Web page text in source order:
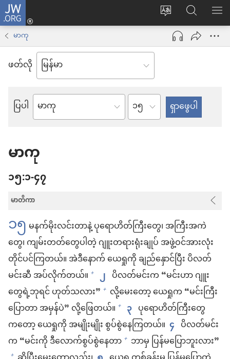
JW.ORG
ဝ
က်
ကို
ပြောင်း
Log
in
(window
အသစ်
ဖွ
င့်
နေ
ပါ
JW.ORG
ရှာ
မာကု
ဖတ်လို
ပြပါ
ကျမ်း
အခန်း
မာကု
၁၅:၁-၄၇
မာတိကာ
၁၅ မနက်မိုးလင်းတာနဲ့ ပုရောဟိတ်ကြီးတွေ၊ အကြီးအကဲ
တွေ၊ ကျမ်းတတ်တွေပါတဲ့ ဂျူးတရားရုံးချုပ် အဖွဲ့ဝင်အားလုံး
တိုင်ပင်ကြတယ်။ အဲဒီနောက် ယေရှုကို ချည်နှောင်ပြီး ပိလတ်
မင်းဆီ အပ်လိုက်တယ်။ + ၂ ပိလတ်မင်းက “မင်းဟာ ဂျူး
တွေရဲ့ဘုရင် ဟုတ်သလား” + လို့မေးတော့ ယေရှုက “မင်းကြီး
ပြောတာ အမှန်ပဲ” လို့ဖြေတယ်။ + ၃ ပုရောဟိတ်ကြီးတွေ
ကတော့ ယေရှုကို အမျိုးမျိုး စွပ်စွဲနေကြတယ်။ ၄ ပိလတ်မင်း
က “မင်းကို ဒီလောက်စွပ်စွဲနေတာ + ဘာမှ ပြန်မပြောဘူးလား”
+